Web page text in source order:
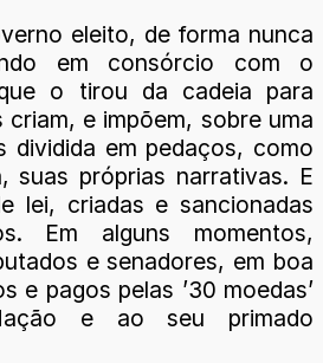
eleito, de forma nunca
em consórcio com o
o tirou da cadeia para
e impõem, sobre uma
dividida em pedaços, como
suas próprias narrativas. E
lei, criadas e sancionadas
Em alguns momentos,
e senadores, em boa
e pagos pelas ’30 moedas’
e ao seu primado